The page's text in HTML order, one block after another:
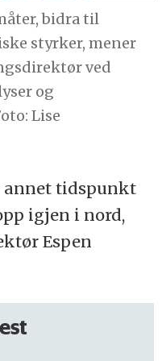
bidra til
styrker, mener
ved
og
Lise
annet tidspunkt
igjen i nord,
Espen